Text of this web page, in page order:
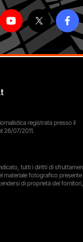
registrata presso il
26/07/2011.
tutti i diritti di
materiale fotografico presente
di proprietà dei fornitori,